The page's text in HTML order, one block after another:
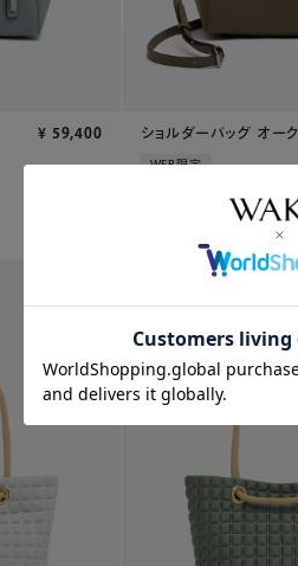
¥ 59,400 ショルダーバッグ オーク
WEB限定